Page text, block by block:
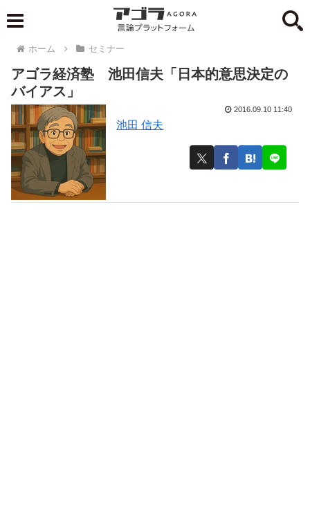
ホーム セミナー
アゴラ経済塾 池田信夫「日本的意思決定の
バイアス」
池田 信夫
2016.09.10 11:40